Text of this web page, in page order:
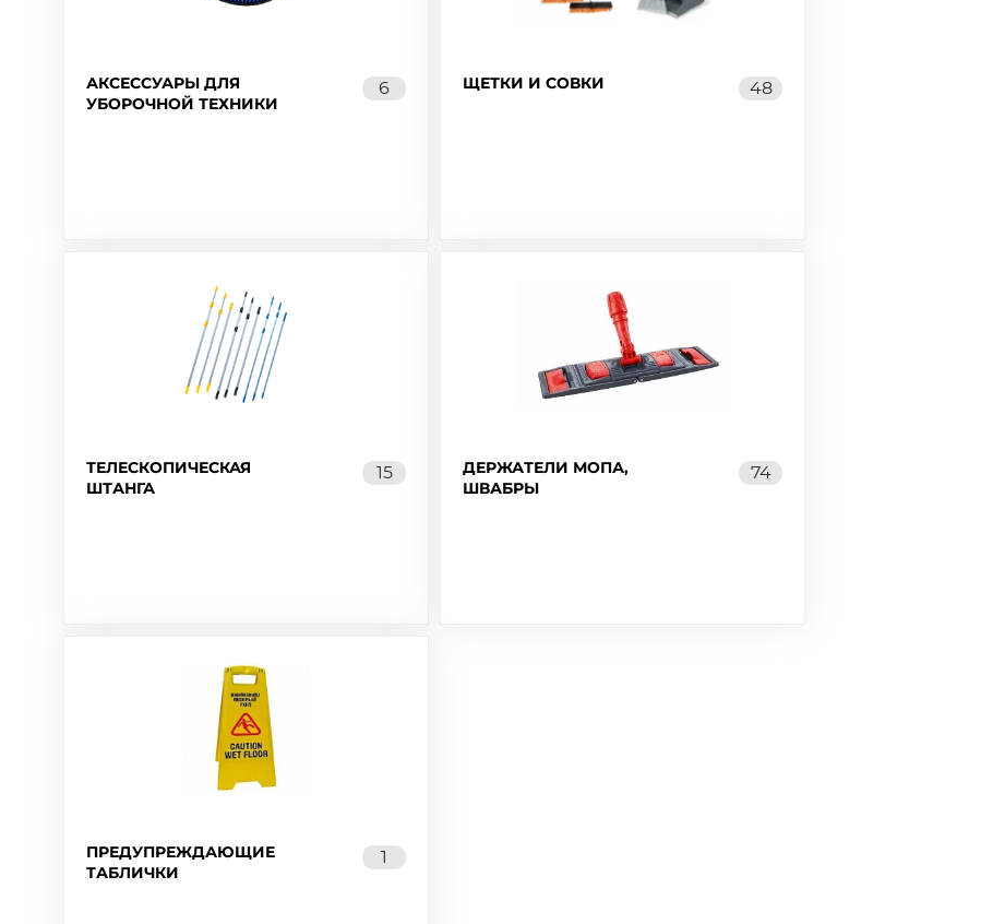
АКСЕССУАРЫ ДЛЯ
УБОРОЧНОЙ ТЕХНИКИ
6 ЩЕТКИ И СОВКИ 48
ТЕЛЕСКОПИЧЕСКАЯ
ШТАНГА
15
ДЕРЖАТЕЛИ МОПА,
ШВАБРЫ
74
ПРЕДУПРЕЖДАЮЩИЕ
ТАБЛИЧКИ
1